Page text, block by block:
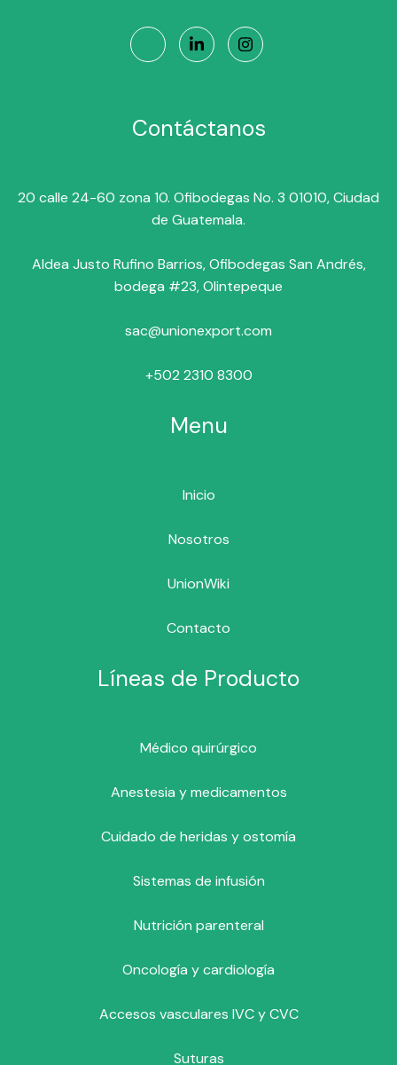
Contáctanos
20 calle 24-60 zona 10. Ofibodegas No. 3 01010, Ciudad
de Guatemala.
Aldea Justo Rufino Barrios, Ofibodegas San Andrés,
bodega #23, Olintepeque
sac@unionexport.com
+502 2310 8300
Menu
Inicio
Nosotros
UnionWiki
Contacto
Líneas de Producto
Médico quirúrgico
Anestesia y medicamentos
Cuidado de heridas y ostomía
Sistemas de infusión
Nutrición parenteral
Oncología y cardiología
Accesos vasculares IVC y CVC
Suturas